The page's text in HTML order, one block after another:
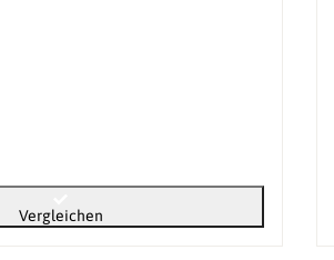
Vergleichen